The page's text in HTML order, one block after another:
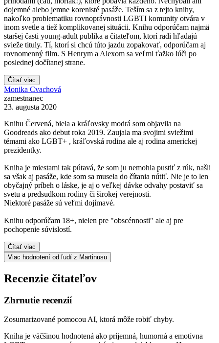
dojemné alebo jemne korenisté pasáže. Teším sa z tejto knihy,
nakoľko problematiku rovnoprávnosti LGBTI komunity otvára v
inom svetle a tiež komplikovanej situácii. Knihu odporúčam najmä
staršej časti young-adult publika a čitateľom, ktorí radi hľadajú
svieže tituly. Tí, ktorí si chcú túto jazdu zopakovať, odporúčam aj
rovnomenný film. S Henrym a Alexom sa veľmi ťažko lúči po
poslednej dočítanej strane.
Čítať viac
Monika Cvachová
zamestnanec
23. augusta 2020
Knihu Červená, biela a kráľovsky modrá som objavila na
Goodreads ako debut roka 2019. Zaujala ma svojimi sviežimi
témami ako LGBT+ , kráľovská rodina ale aj rodina americkej
prezidentky.
Kniha je miestami tak pútavá, že som ju nemohla pustiť z rúk, našli
sa však aj pasáže, kde som sa musela do čítania nútiť. Nie je to len
obyčajný príbeh o láske, je aj o veľkej dávke odvahy postaviť sa
svetu a predsudkom rodiny či širokej verejnosti.
Niektoré pasáže sú veľmi dojímavé.
Knihu odporúčam 18+, nielen pre "obscénnosti" ale aj pre
pochopenie súvislostí.
Čítať viac
Viac hodnotení od ľudí z Martinusu
Recenzie čitateľov
Zhrnutie recenzií
Zosumarizované pomocou AI, ktorá môže robiť chyby.
Kniha je väčšinou hodnotená ako príjemná, humorná a emotívna